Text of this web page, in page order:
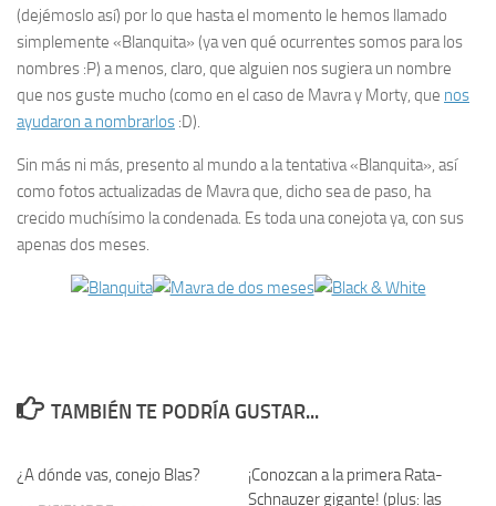
(dejémoslo así) por lo que hasta el momento le hemos llamado
simplemente «Blanquita» (ya ven qué ocurrentes somos para los
nombres :P) a menos, claro, que alguien nos sugiera un nombre
que nos guste mucho (como en el caso de Mavra y Morty, que nos
ayudaron a nombrarlos :D).
Sin más ni más, presento al mundo a la tentativa «Blanquita», así
como fotos actualizadas de Mavra que, dicho sea de paso, ha
crecido muchísimo la condenada. Es toda una conejota ya, con sus
apenas dos meses.
TAMBIÉN TE PODRÍA GUSTAR...
¿A dónde vas, conejo Blas?
¡Conozcan a la primera Rata-
Schnauzer gigante! (plus: las